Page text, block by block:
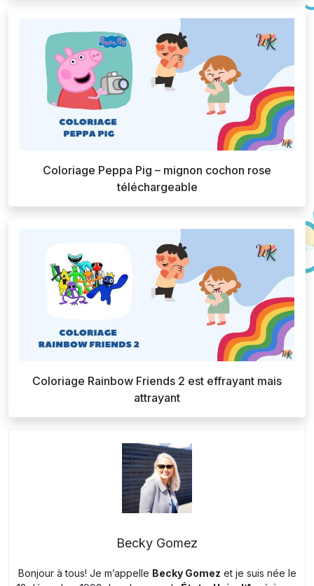
Coloriage Peppa Pig – mignon cochon rose
téléchargeable
Coloriage Rainbow Friends 2 est effrayant mais
attrayant
Becky Gomez
Bonjour à tous! Je m’appelle Becky Gomez et je suis née le